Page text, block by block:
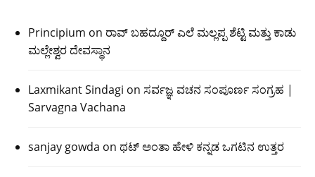
Principium on ರಾವ್ ಬಹದ್ದೂರ್ ಎಲೆ ಮಲ್ಲಪ್ಪ ಶೆಟ್ಟಿ ಮತ್ತು ಕಾಡು
ಮಲ್ಲೇಶ್ವರ ದೇವಸ್ಥಾನ
Laxmikant Sindagi on ಸರ್ವಜ್ಞ ವಚನ ಸಂಪೂರ್ಣ ಸಂಗ್ರಹ |
Sarvagna Vachana
sanjay gowda on ಥಟ್ ಅಂತಾ ಹೇಳಿ ಕನ್ನಡ ಒಗಟಿನ ಉತ್ತರ